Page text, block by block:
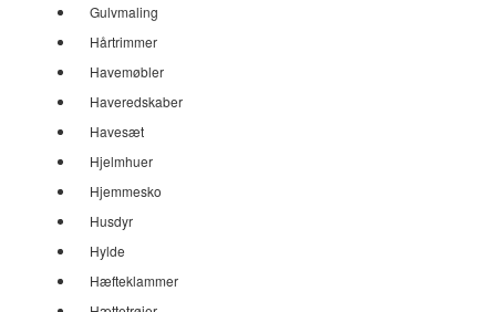
Gulvmaling
Hårtrimmer
Havemøbler
Haveredskaber
Havesæt
Hjelmhuer
Hjemmesko
Husdyr
Hylde
Hæfteklammer